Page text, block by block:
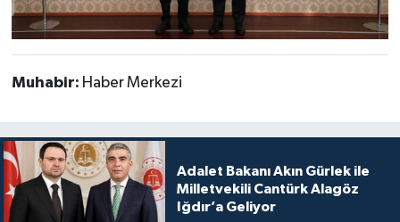
Muhabir: Haber Merkezi
Adalet Bakanı Akın Gürlek ile
Milletvekili Cantürk Alagöz
Iğdır’a Geliyor